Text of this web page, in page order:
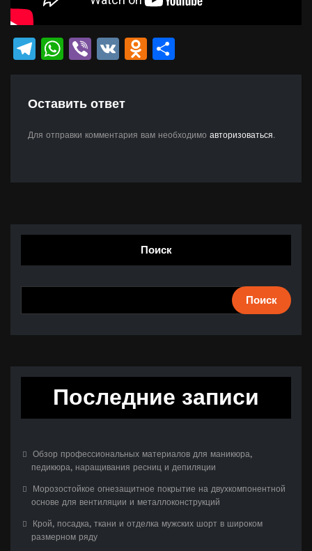
Telegram
WhatsApp
Viber
VK Odnoklassniki
Оставить ответ
Для отправки комментария вам необходимо авторизоваться.
Поиск
Поиск
Последние записи
Обзор профессиональных материалов для маникюра,
педикюра, наращивания ресниц и депиляции
Морозостойкое огнезащитное покрытие на двухкомпонентной
основе для вентиляции и металлоконструкций
Крой, посадка, ткани и отделка мужских шорт в широком
размерном ряду